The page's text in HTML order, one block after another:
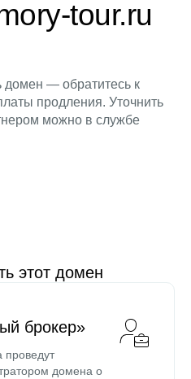
tour.ru
домен — обратитесь к
продления. Уточнить
можно в службе
этот домен
брокер»
проведут
домена о